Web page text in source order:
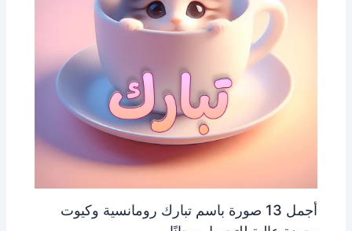
أجمل 13 صورة باسم تبارك رومانسية وكيوت